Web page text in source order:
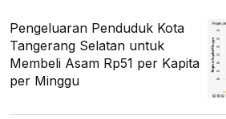
Pengeluaran Penduduk Kota
Tangerang Selatan untuk
Membeli Asam Rp51 per Kapita
per Minggu